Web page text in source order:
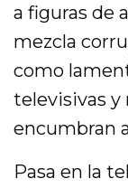
a figuras de
mezcla
como
televisivas y
encumbran
Pasa en la